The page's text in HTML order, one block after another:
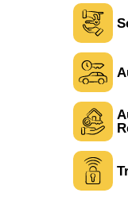
Die
musste 5
warten.
seriöser
T
Service
Abzug,